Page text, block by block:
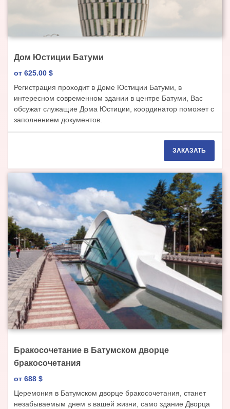
Дом Юстиции Батуми
от 625.00 $
Регистрация проходит в Доме Юстиции Батуми, в
интересном современном здании в центре Батуми, Вас
обсужат служащие Дома Юстиции, координатор поможет с
заполнением документов.
ЗАКАЗАТЬ
Бракосочетание в Батумском дворце
бракосочетания
от 688 $
Церемония в Батумском дворце бракосочетания, станет
незабываемым днем в вашей жизни, само здание Дворца